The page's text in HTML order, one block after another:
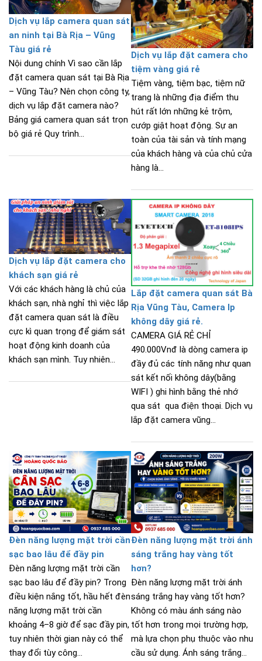
Dịch vụ lắp camera quan sát
an ninh tại Bà Rịa – Vũng
Tàu giá rẻ
Nội dung chính Vì sao cần lắp
đặt camera quan sát tại Bà Rịa
– Vũng Tàu? Nên chọn công ty,
dịch vụ lắp đặt camera nào?
Bảng giá camera quan sát trọn
bộ giá rẻ Quy trình...
Dịch vụ lắp đặt camera cho
tiệm vàng giá rẻ
Tiệm vàng, tiệm bạc, tiệm nữ
trang là những địa điểm thu
hút rất lớn những kẻ trộm,
cướp giật hoạt động. Sự an
toàn của tài sản và tính mạng
của khách hàng và của chủ cửa
hàng là...
Dịch vụ lắp đặt camera cho
khách sạn giá rẻ
Với các khách hàng là chủ của
khách sạn, nhà nghỉ thì việc lắp
đặt camera quan sát là điều
cực kì quan trọng để giám sát
hoạt động kinh doanh của
khách sạn mình. Tuy nhiên...
Lắp đặt camera quan sát Bà
Rịa Vũng Tàu, Camera Ip
không dây giá rẻ.
CAMERA GIÁ RẺ CHỈ
490.000Vnđ là dòng camera ip
đầy đủ các tính năng như quan
sát kết nối không dây(bằng
WIFI ) ghi hình bằng thẻ nhớ
qua sát qua điện thoại. Dịch vụ
lắp đặt camera vũng...
Đèn năng lượng mặt trời cần
sạc bao lâu để đầy pin
Đèn năng lượng mặt trời cần
sạc bao lâu để đầy pin? Trong
điều kiện nắng tốt, hầu hết đèn
năng lượng mặt trời cần
khoảng 4–8 giờ để sạc đầy pin,
tuy nhiên thời gian này có thể
thay đổi tùy công...
Đèn năng lượng mặt trời ánh
sáng trắng hay vàng tốt
hơn?
Đèn năng lượng mặt trời ánh
sáng trắng hay vàng tốt hơn?
Không có màu ánh sáng nào
tốt hơn trong mọi trường hợp,
mà lựa chọn phụ thuộc vào nhu
cầu sử dụng. Ánh sáng trắng...